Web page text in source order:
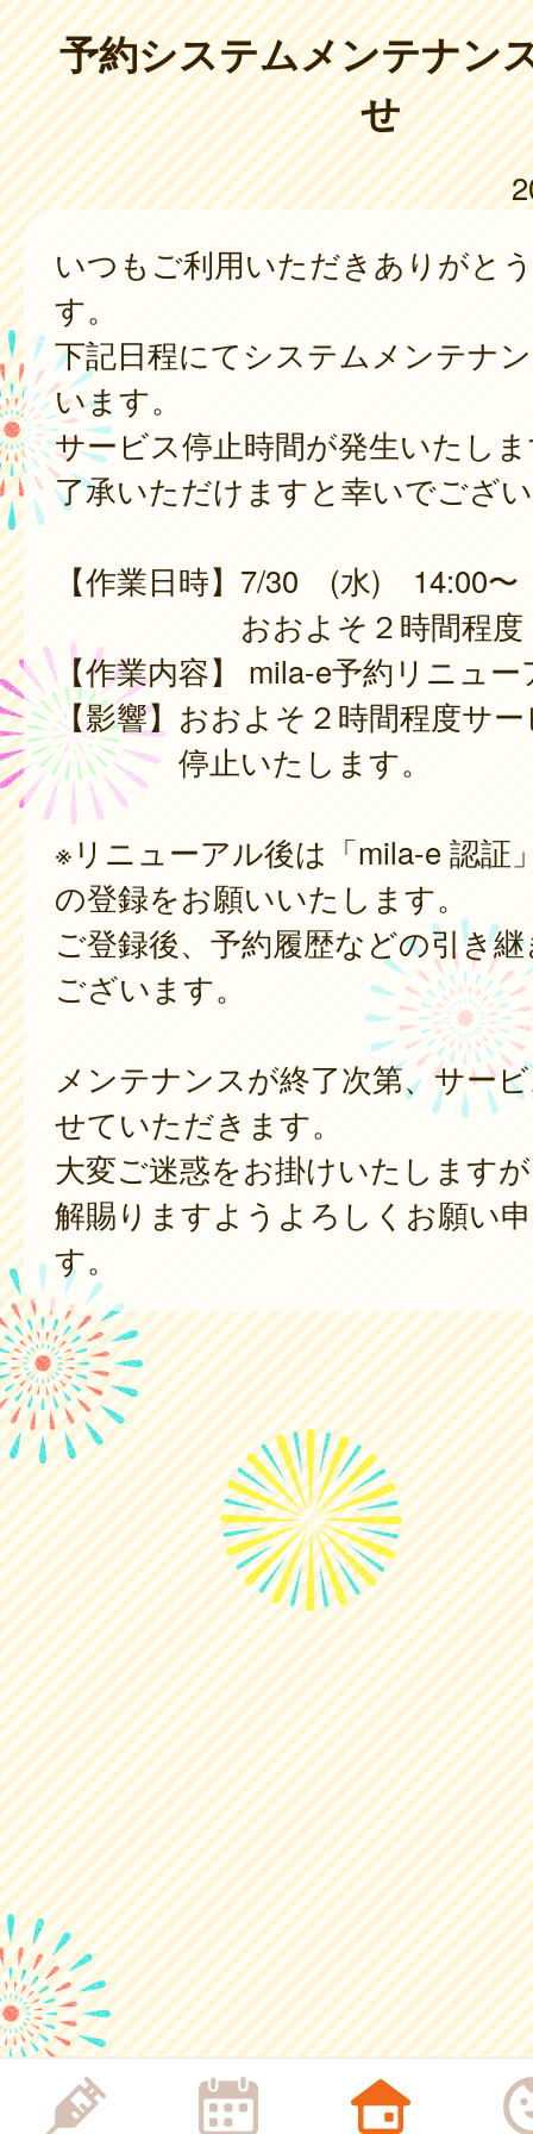
予約システムメンテナン
せ
いつもご利用いただきありがと
す。
下記日程にてシステムメンテナ
います。
サービス停止時間が発生いたし
了承いただけますと幸いでござ
【作業日時】7/30 (水) 14:00〜
おおよそ２時間程度
【作業内容】 mila-e予約リニュー
【影響】おおよそ２時間程度サ
停止いたします。
※リニューアル後は「mila-e 認証
の登録をお願いいたします。
ご登録後、予約履歴などの引き
ございます。
メンテナンスが終了次第、サー
せていただきます。
大変ご迷惑をお掛けいたします
解賜りますようよろしくお願い
す。